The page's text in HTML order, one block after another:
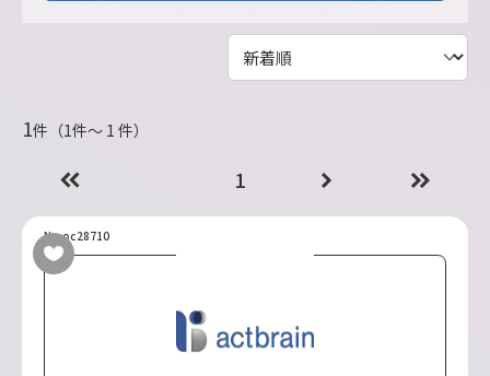
1件（1件〜 1 件）
1
No.oc28710